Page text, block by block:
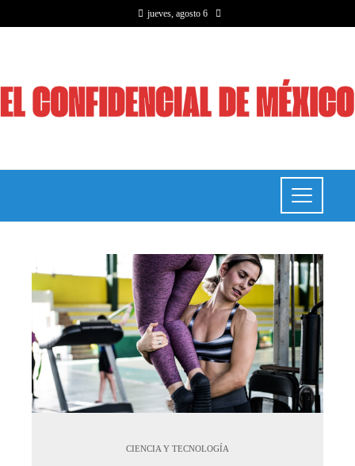
jueves, agosto 6
CIENCIA Y TECNOLOGÍA